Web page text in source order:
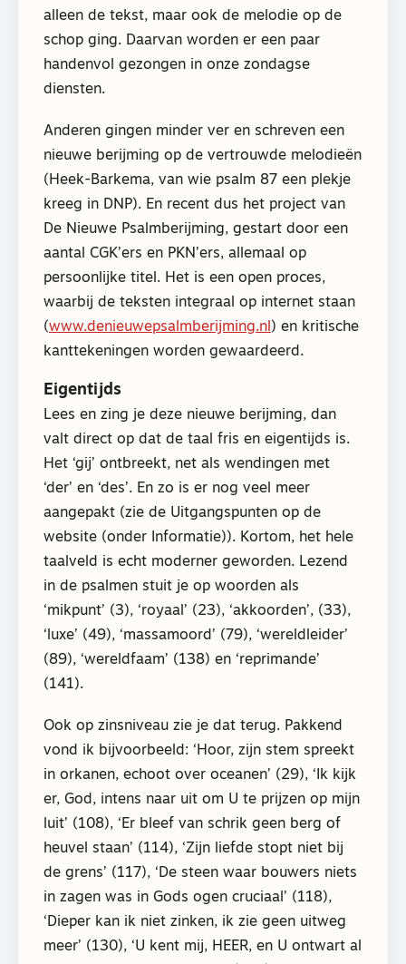
alleen de tekst, maar ook de melodie op de
schop ging. Daarvan worden er een paar
handenvol gezongen in onze zondagse
diensten.
Anderen gingen minder ver en schreven een
nieuwe berijming op de vertrouwde melodieën
(Heek-Barkema, van wie psalm 87 een plekje
kreeg in DNP). En recent dus het project van
De Nieuwe Psalmberijming, gestart door een
aantal CGK’ers en PKN’ers, allemaal op
persoonlijke titel. Het is een open proces,
waarbij de teksten integraal op internet staan
(www.denieuwepsalmberijming.nl ) en kritische
kanttekeningen worden gewaardeerd.
Eigentijds
Lees en zing je deze nieuwe berijming, dan
valt direct op dat de taal fris en eigentijds is.
Het ‘gij’ ontbreekt, net als wendingen met
‘der’ en ‘des’. En zo is er nog veel meer
aangepakt (zie de Uitgangspunten op de
website (onder Informatie)). Kortom, het hele
taalveld is echt moderner geworden. Lezend
in de psalmen stuit je op woorden als
‘mikpunt’ (3), ‘royaal’ (23), ‘akkoorden’, (33),
‘luxe’ (49), ‘massamoord’ (79), ‘wereldleider’
(89), ‘wereldfaam’ (138) en ‘reprimande’
(141).
Ook op zinsniveau zie je dat terug. Pakkend
vond ik bijvoorbeeld: ‘Hoor, zijn stem spreekt
in orkanen, echoot over oceanen’ (29), ‘Ik kijk
er, God, intens naar uit om U te prijzen op mijn
luit’ (108), ‘Er bleef van schrik geen berg of
heuvel staan’ (114), ‘Zijn liefde stopt niet bij
de grens’ (117), ‘De steen waar bouwers niets
in zagen was in Gods ogen cruciaal’ (118),
‘Dieper kan ik niet zinken, ik zie geen uitweg
meer’ (130), ‘U kent mij, HEER, en U ontwart al